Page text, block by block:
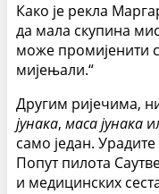
Како је рекла
да мала скупина
може промијенити
мијењали.“
Другим ријечима,
јунака, маса јунака
само један.
Попут пилота
и медицинских